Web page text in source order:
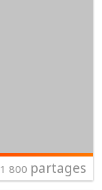
1 800 partages